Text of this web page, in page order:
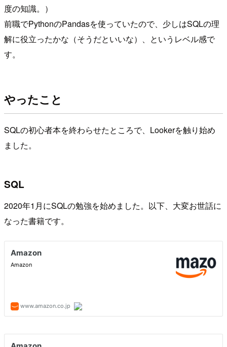
度の知識。）
前職でPythonのPandasを使っていたので、少しはSQLの理
解に役立ったかな（そうだといいな）、というレベル感で
す。
やったこと
SQLの初心者本を終わらせたところで、Lookerを触り始め
ました。
SQL
2020年1月にSQLの勉強を始めました。以下、大変お世話に
なった書籍です。